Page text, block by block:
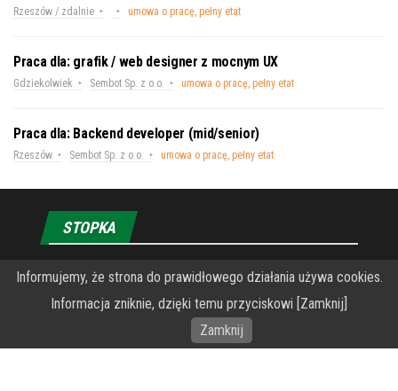
Rzeszów / zdalnie umowa o pracę, pełny etat
Praca dla: grafik / web designer z mocnym UX
Gdziekolwiek Sembot Sp. z o.o. umowa o pracę, pełny etat
Praca dla: Backend developer (mid/senior)
Rzeszów Sembot Sp. z o.o. umowa o pracę, pełny etat
STOPKA
O Fundacji PRZEkarpacie
Wykonanie portalu – specjaliści stron www WordPress
Informujemy, że strona do prawidłowego działania używa cookies.
Informacja zniknie, dzięki temu przyciskowi [Zamknij]
Zamknij